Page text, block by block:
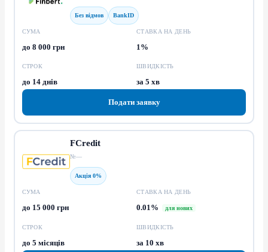
Без відмов BankID
СУМА
до 8 000 грн
СТАВКА НА ДЕНЬ
1%
СТРОК
до 14 днів
ШВИДКІСТЬ
за 5 хв
Подати заявку
FCredit
№—
Акція 0%
СУМА
до 15 000 грн
СТАВКА НА ДЕНЬ
0.01% для нових
СТРОК
до 5 місяців
ШВИДКІСТЬ
за 10 хв